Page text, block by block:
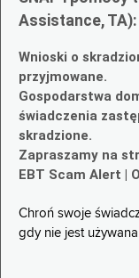
Assistance, TA):
Wnioski o
przyjmowane.
Gospodarstwa
świadczenia
skradzione.
Zapraszamy na
EBT Scam Alert |
Chroń swoje
gdy nie jest